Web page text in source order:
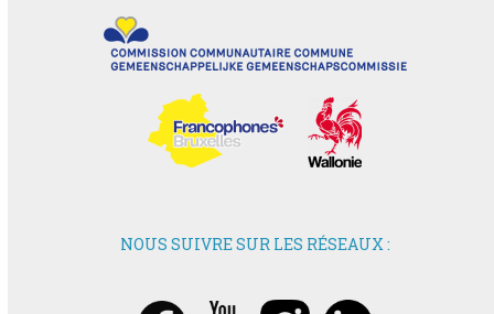
NOUS SUIVRE SUR LES RÉSEAUX :